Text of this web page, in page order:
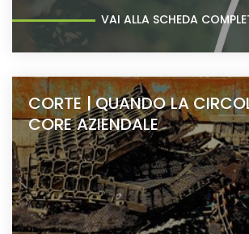
VAI ALLA SCHEDA
CORTE | QUANDO LA
CORE AZIENDALE